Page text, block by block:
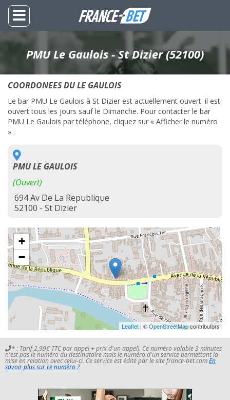
PMU Le Gaulois - St Dizier (52100)
COORDONEES DU LE GAULOIS
Le bar PMU Le Gaulois à St Dizier est actuellement ouvert. il est
ouvert tous les jours sauf le Dimanche. Pour contacter le bar
PMU Le Gaulois par téléphone, cliquez sur « Afficher le numéro
» .
PMU LE GAULOIS
(Ouvert)
694 Av De La Republique
52100 - St Dizier
+
−
Leaflet| ©OpenStreetMapcontributors
* : Tarif 2,99€ TTC par appel + prix d'un appel). Ce numéro valable 3 minutes
n'est pas le numéro du destinataire mais le numéro d'un service permettant la
mise en relation avec celui-ci. Ce service est édité par le site france-bet.comEn
savoir plus sur ce numéro ?